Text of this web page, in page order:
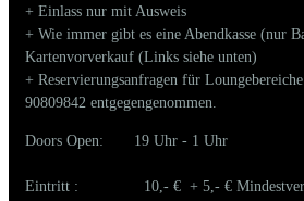
+ Einlass nur mit Ausweis
+ Wie immer gibt es eine Abendkasse (nur
Kartenvorverkauf (Links siehe unten)
+ Reservierungsanfragen für
90809842 entgegengenommen.
Doors Open: 19 Uhr - 1 Uhr
Eintritt : 10,- € + 5,- €